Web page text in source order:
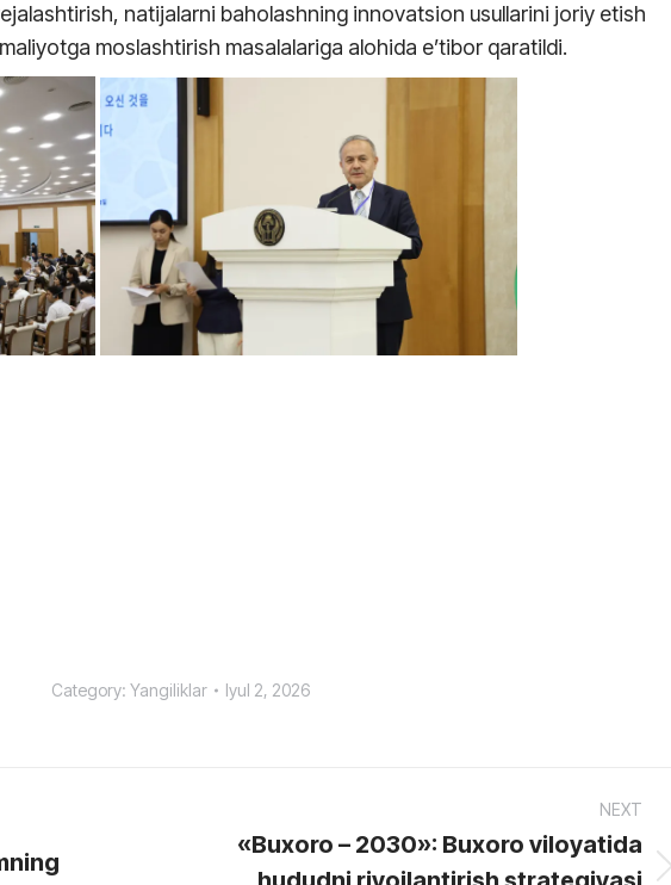
natijalarni baholashning innovatsion usullarini joriy etish
moslashtirish masalalariga alohida e’tibor qaratildi.
Category: Yangiliklar Iyul 2, 2026
NEXT
«Buxoro – 2030»: Buxoro viloyatida